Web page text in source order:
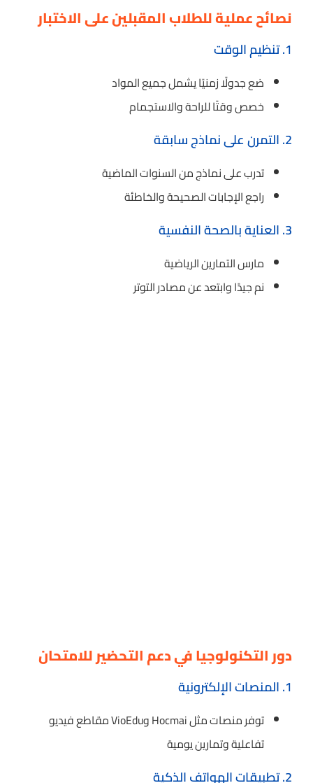
نصائح عملية للطلاب المقبلين على الاختبار
1. تنظيم الوقت
ضع جدولًا زمنيًا يشمل جميع المواد
خصص وقتًا للراحة والاستجمام
2. التمرن على نماذج سابقة
تدرب على نماذج من السنوات الماضية
راجع الإجابات الصحيحة والخاطئة
3. العناية بالصحة النفسية
مارس التمارين الرياضية
نم جيدًا وابتعد عن مصادر التوتر
دور التكنولوجيا في دعم التحضير للامتحان
1. المنصات الإلكترونية
توفر منصات مثل Hocmai وVioEdu مقاطع فيديو
تفاعلية وتمارين يومية
2. تطبيقات الهواتف الذكية